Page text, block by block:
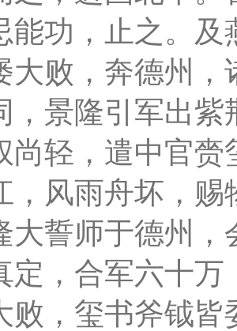
能功，止之。及
大败，奔德州
，景隆引军出
尚轻，遣中官赍
，风雨舟坏，赐
大誓师于德州
定，合军六十万
败，玺书斧钺